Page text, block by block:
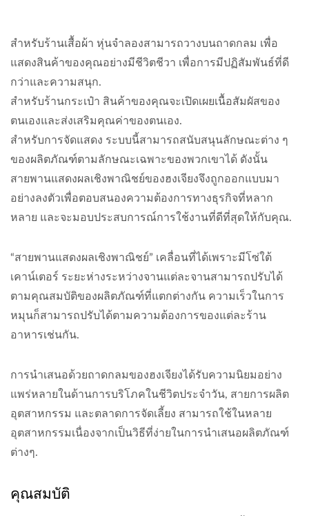
สำหรับร้านเสื้อผ้า หุ่นจำลองสามารถวางบนถาดกลม เพื่อ
แสดงสินค้าของคุณอย่างมีชีวิตชีวา เพื่อการมีปฏิสัมพันธ์ที่ดี
กว่าและความสนุก.
สำหรับร้านกระเป๋า สินค้าของคุณจะเปิดเผยเนื้อสัมผัสของ
ตนเองและส่งเสริมคุณค่าของตนเอง.
สำหรับการจัดแสดง ระบบนี้สามารถสนับสนุนลักษณะต่าง ๆ
ของผลิตภัณฑ์ตามลักษณะเฉพาะของพวกเขาได้ ดังนั้น
สายพานแสดงผลเชิงพาณิชย์ของฮงเจียงจึงถูกออกแบบมา
อย่างลงตัวเพื่อตอบสนองความต้องการทางธุรกิจที่หลาก
หลาย และจะมอบประสบการณ์การใช้งานที่ดีที่สุดให้กับคุณ.
“สายพานแสดงผลเชิงพาณิชย์” เคลื่อนที่ได้เพราะมีโซ่ใต้
เคาน์เตอร์ ระยะห่างระหว่างจานแต่ละจานสามารถปรับได้
ตามคุณสมบัติของผลิตภัณฑ์ที่แตกต่างกัน ความเร็วในการ
หมุนก็สามารถปรับได้ตามความต้องการของแต่ละร้าน
อาหารเช่นกัน.
การนำเสนอด้วยถาดกลมของฮงเจียงได้รับความนิยมอย่าง
แพร่หลายในด้านการบริโภคในชีวิตประจำวัน, สายการผลิต
อุตสาหกรรม และตลาดการจัดเลี้ยง สามารถใช้ในหลาย
อุตสาหกรรมเนื่องจากเป็นวิธีที่ง่ายในการนำเสนอผลิตภัณฑ์
ต่างๆ.
คุณสมบัติ